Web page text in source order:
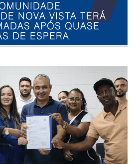
NOVA VISTA TERÁ
APÓS QUASE
DE ESPERA